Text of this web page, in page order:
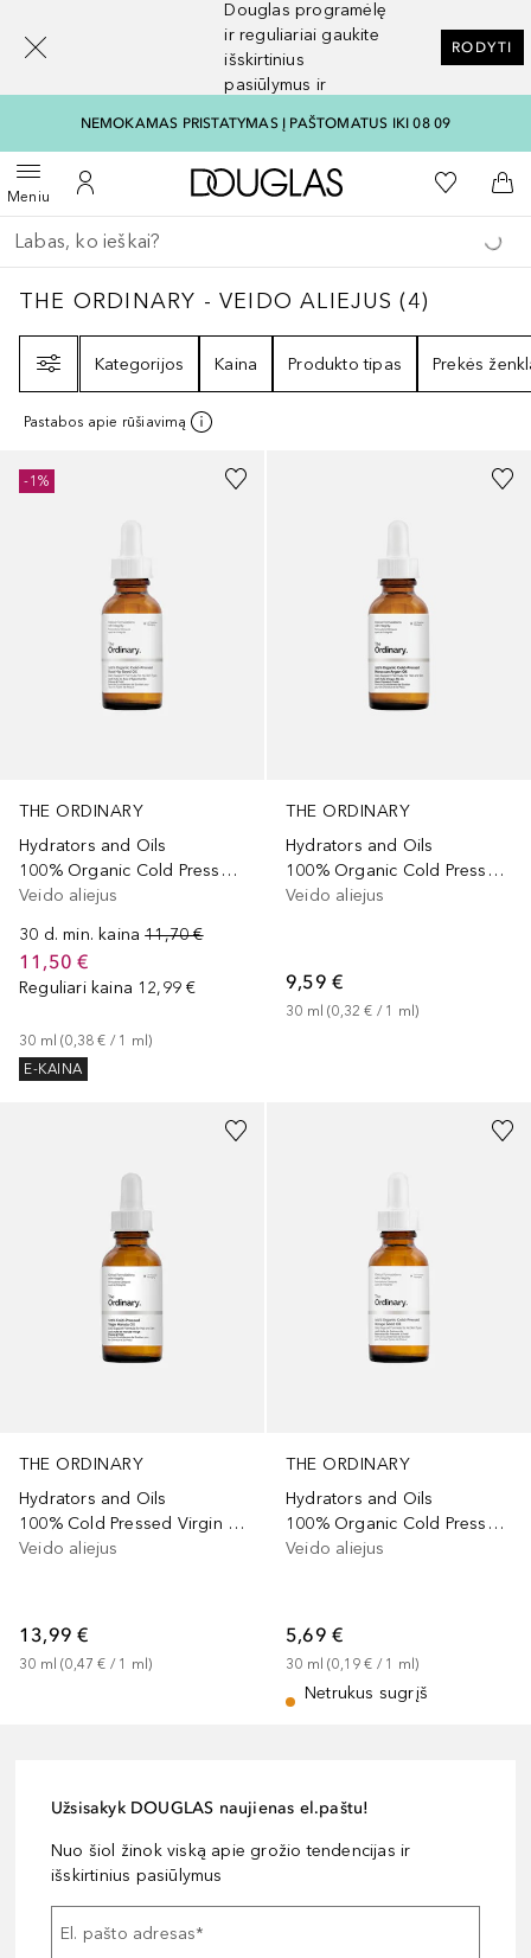
Douglas programėlę
ir reguliariai gaukite
išskirtinius
pasiūlymus ir
RODYTI
NEMOKAMAS PRISTATYMAS Į PAŠTOMATUS IKI 08 09
MeniuAtidaryti meniuĮ mano paskyrą
Į Douglas pagrindinį
Į mano
Į
Grįžk atgal
Vykdykite paiešką
THE ORDINARY - VEIDO ALIEJUS4
THE ORDINARY - VEIDO ALIEJUS (4)
Kategorijos
Kaina Produkto tipas Prekės
Pastabos apie rūšiavimą
THE ORDINARY
Hydrators and Oils
100% Organic Cold Pressed Rose Hip Seed Oil
Veido aliejus
30 d. min. kaina 11,70 €
11,50 €
Reguliari kaina 12,99 €
30 ml (0,38 € / 1 ml)
E-KAINA
-1%
THE ORDINARY
Hydrators and Oils
100% Organic Cold Pressed Moroccan Argan Oil
Veido aliejus
9,59 €
30 ml (0,32 € / 1 ml)
THE ORDINARY
Hydrators and Oils
100% Cold Pressed Virgin Marula Oil
Veido aliejus
13,99 €
30 ml (0,47 € / 1 ml)
THE ORDINARY
Hydrators and Oils
100% Organic Cold Pressed Borage Seed Oil
Veido aliejus
5,69 €
30 ml (0,19 € / 1 ml)
Netrukus sugrįš
Užsisakyk DOUGLAS naujienas el.paštu!
Nuo šiol žinok viską apie grožio tendencijas ir
išskirtinius pasiūlymus
El. pašto adresas*
[navigation.slideout.screenreader]